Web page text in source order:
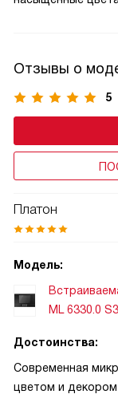
делает
и добавляет
с
показывать
Отзывы о
5
Платон
Модель:
ML 6330.0
Достоинства:
Современная
цветом и